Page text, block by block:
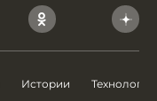
Истории Технологии